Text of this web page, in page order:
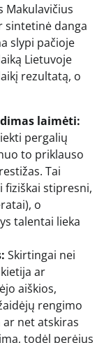
Makulavičius
sintetinė danga
slypi pačioje
Lietuvoje
rezultatą, o
laimėti:
pergalių
to priklauso
Tai
fiziškai stipresni,
o
talentai lieka
Skirtingai nei
ar
aiškios,
rengimo
ar net atskiras
todėl perėjus